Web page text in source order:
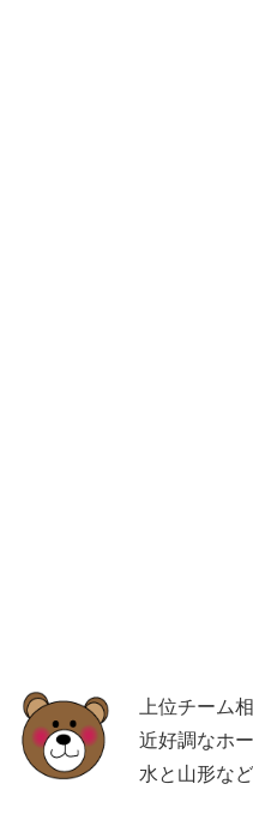
上位チーム
近好調なホ
水と山形など